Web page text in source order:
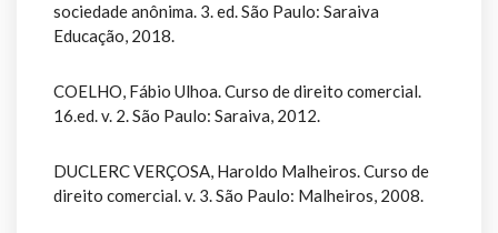
sociedade anônima. 3. ed. São Paulo: Saraiva
Educação, 2018.
COELHO, Fábio Ulhoa. Curso de direito comercial.
16.ed. v. 2. São Paulo: Saraiva, 2012.
DUCLERC VERÇOSA, Haroldo Malheiros. Curso de
direito comercial. v. 3. São Paulo: Malheiros, 2008.